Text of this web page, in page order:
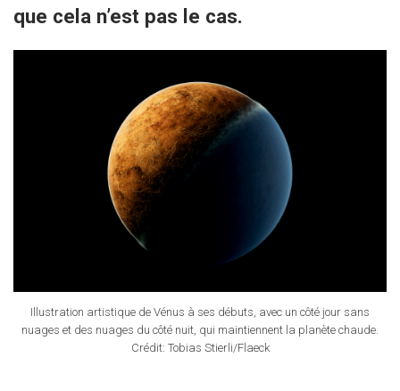
que cela n’est pas le cas.
Illustration artistique de Vénus à ses débuts, avec un côté jour sans
nuages et des nuages du côté nuit, qui maintiennent la planète chaude.
Crédit: Tobias Stierli/Flaeck